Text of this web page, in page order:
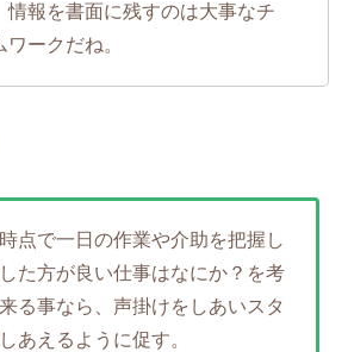
情報を書面に残すのは大事なチ
ワークだね。
点で一日の作業や介助を把握し
た方が良い仕事はなにか？を考
る事なら、声掛けをしあいスタ
あえるように促す。